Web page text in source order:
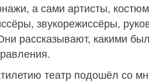
а сами артисты,
звукорежиссёры,
рассказывают, какими
театр подошёл со